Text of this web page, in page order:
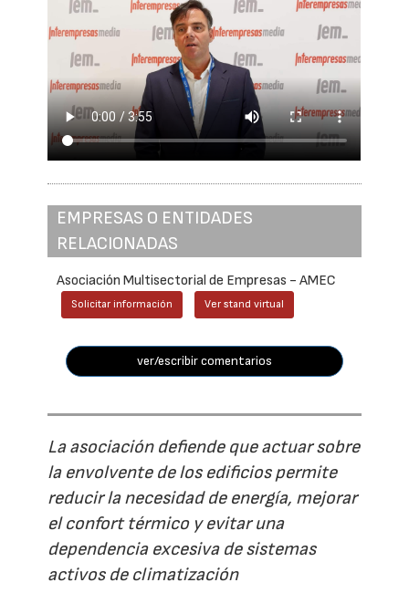
EMPRESAS O ENTIDADES
RELACIONADAS
Asociación Multisectorial de Empresas - AMEC
Solicitar información Ver stand virtual
ver/escribir comentarios
La asociación defiende que actuar sobre
la envolvente de los edificios permite
reducir la necesidad de energía, mejorar
el confort térmico y evitar una
dependencia excesiva de sistemas
activos de climatización